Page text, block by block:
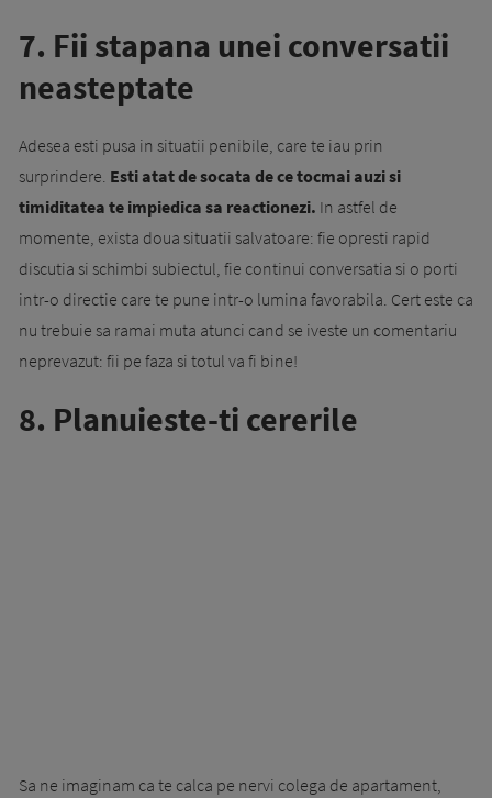
7. Fii stapana unei conversatii
neasteptate
Adesea esti pusa in situatii penibile, care te iau prin
surprindere. Esti atat de socata de ce tocmai auzi si
timiditatea te impiedica sa reactionezi. In astfel de
momente, exista doua situatii salvatoare: fie opresti rapid
discutia si schimbi subiectul, fie continui conversatia si o porti
intr-o directie care te pune intr-o lumina favorabila. Cert este ca
nu trebuie sa ramai muta atunci cand se iveste un comentariu
neprevazut: fii pe faza si totul va fi bine!
8. Planuieste-ti cererile
Sa ne imaginam ca te calca pe nervi colega de apartament,